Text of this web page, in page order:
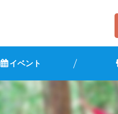
イベント